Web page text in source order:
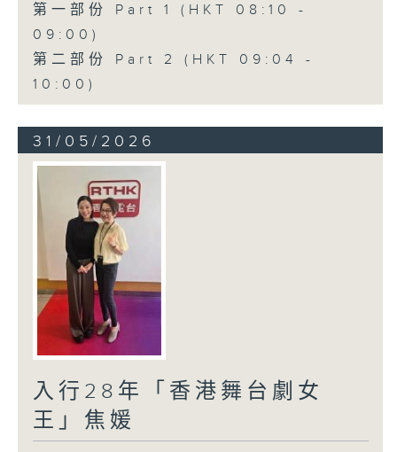
第一部份 Part 1 (HKT 08:10 -
09:00)
第二部份 Part 2 (HKT 09:04 -
10:00)
31/05/2026
入行28年「香港舞台劇女
王」焦媛